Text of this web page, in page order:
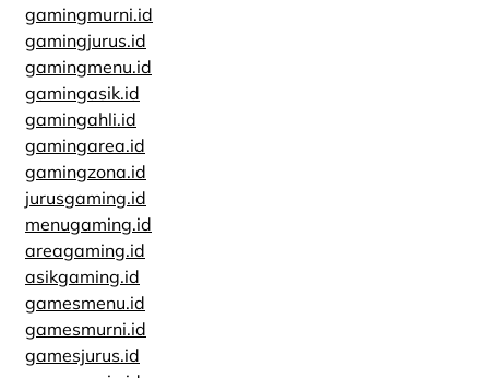
gamingmurni.id
gamingjurus.id
gamingmenu.id
gamingasik.id
gamingahli.id
gamingarea.id
gamingzona.id
jurusgaming.id
menugaming.id
areagaming.id
asikgaming.id
gamesmenu.id
gamesmurni.id
gamesjurus.id